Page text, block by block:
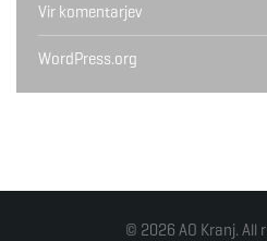
Vir komentarjev
WordPress.org
© 2026 AO Kranj. All